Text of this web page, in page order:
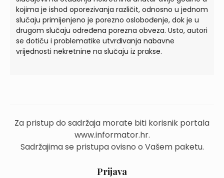
kojima je ishod oporezivanja različit, odnosno u jednom
slučaju primijenjeno je porezno oslobođenje, dok je u
drugom slučaju određena porezna obveza. Usto, autori
se dotiču i problematike utvrđivanja nabavne
vrijednosti nekretnine na slučaju iz prakse.
Za pristup do sadržaja morate biti korisnik portala
www.informator.hr.
Sadržajima se pristupa ovisno o Vašem paketu.
Prijava